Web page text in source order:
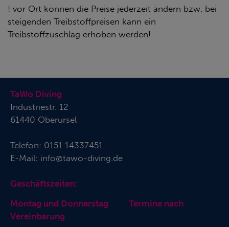
! vor Ort können die Preise jederzeit ändern bzw. bei
steigenden Treibstoffpreisen kann ein
Treibstoffzuschlag erhoben werden!
TaWo Diving
Industriestr. 12
61440 Oberursel
Telefon: 0151 14337451
E-Mail: info@tawo-diving.de
Geschäftszeiten:
Montag und Donnerstag Termine nach
Vereinbarung